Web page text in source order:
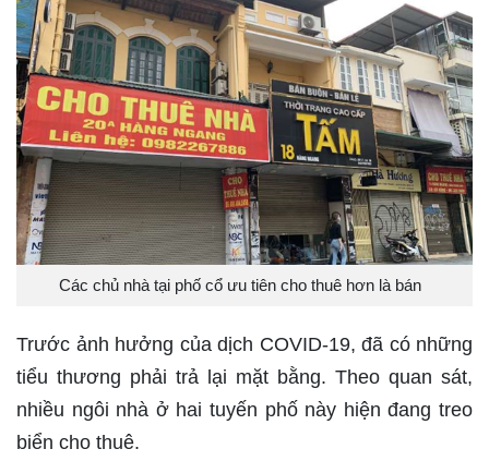
Các chủ nhà tại phố cổ ưu tiên cho thuê hơn là bán
Trước ảnh hưởng của dịch COVID-19, đã có những
tiểu thương phải trả lại mặt bằng. Theo quan sát,
nhiều ngôi nhà ở hai tuyến phố này hiện đang treo
biển cho thuê.